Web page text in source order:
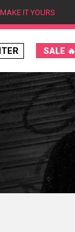
IT YOURS
SALE 🔥